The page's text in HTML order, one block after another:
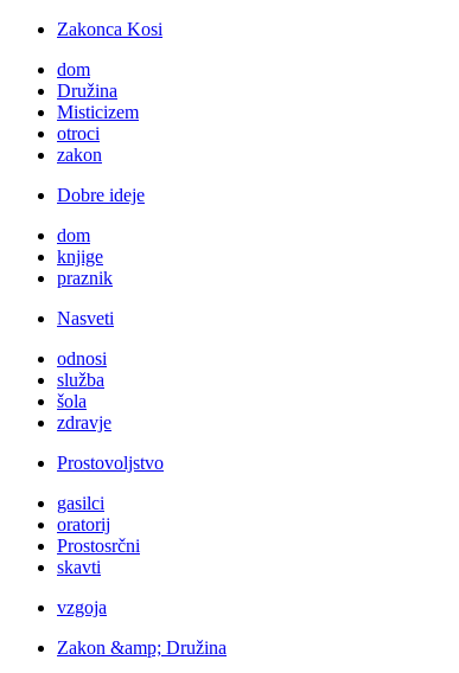
Zakonca Kosi
dom
Družina
Misticizem
otroci
zakon
Dobre ideje
dom
knjige
praznik
Nasveti
odnosi
služba
šola
zdravje
Prostovoljstvo
gasilci
oratorij
Prostosrčni
skavti
vzgoja
Zakon &amp; Družina